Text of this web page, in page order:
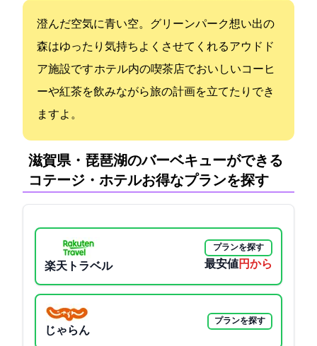
澄んだ空気に青い空。グリーンパーク想い出の
森はゆったり気持ちよくさせてくれるアウドド
ア施設です ホテル内の喫茶店でおいしいコーヒ
ーや紅茶を飲みながら旅の計画を立てたりでき
ますよ。
滋賀県・琵琶湖のバーベキューができる
コテージ・ホテル:お得なプランを探す
楽天トラベル
プランを探す
最安値16000円から
じゃらん
プランを探す